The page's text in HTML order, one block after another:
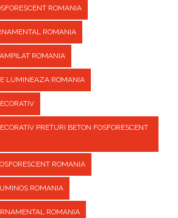
ROMANIA
ROMANIA
ROMANIA
LUMINEAZA ROMANIA
PRETURI BETON FOSFORESCENT
ROMANIA
ROMANIA
ROMANIA